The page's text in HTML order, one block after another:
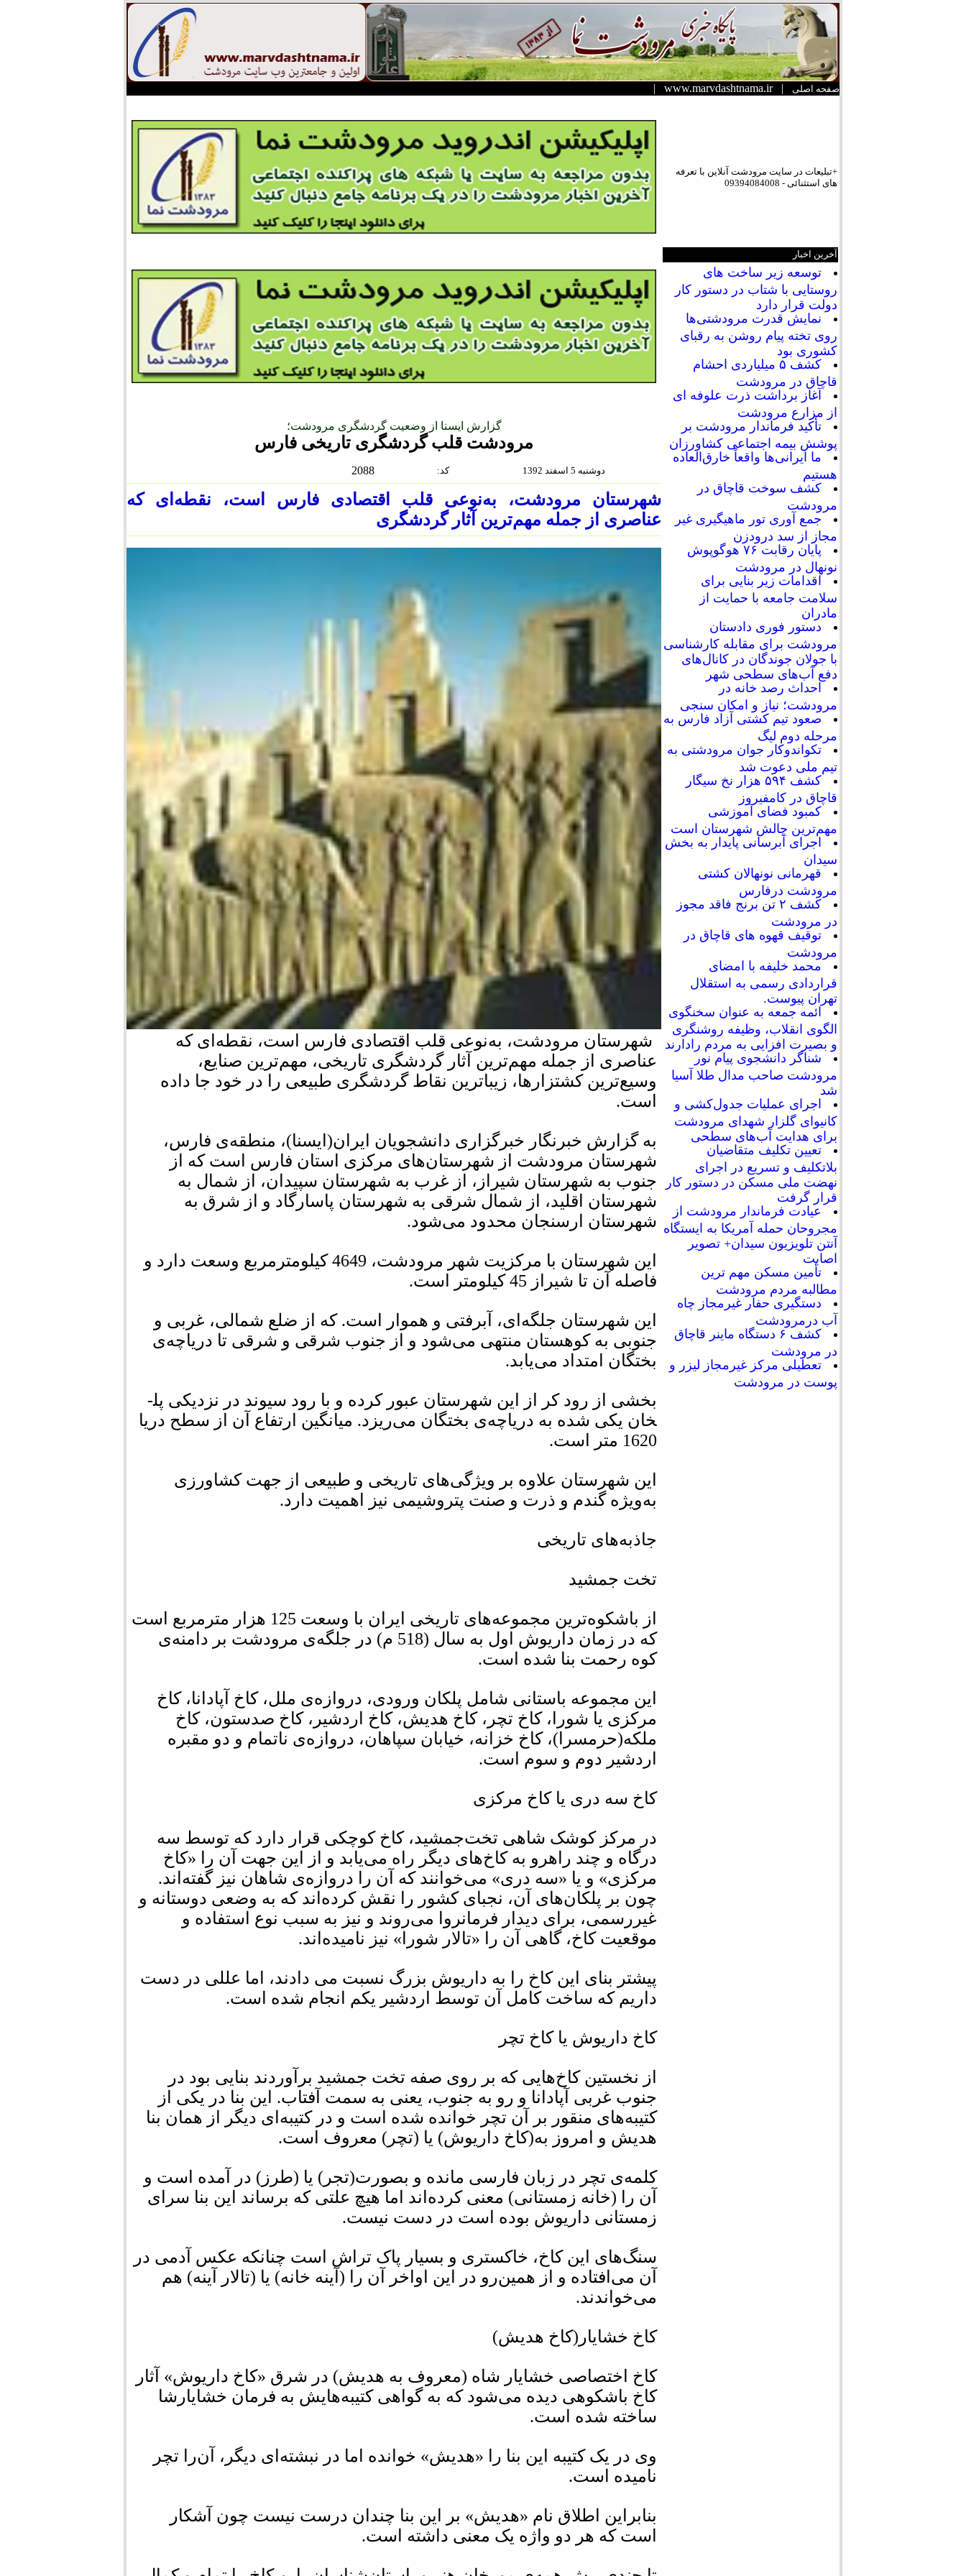
صفحه اصلی |
www.marvdashtnama.ir
|
+تبلیعات در سایت مرودشت آنلاین با تعرفه
های استثنائی - 09394084008
آخرین اخبار
توسعه زیر ساخت های
روستایی با شتاب در دستور کار
دولت قرار دارد
نمایش قدرت مرودشتی‌ها
روی تخته پیام روشن به رقبای
کشوری بود
کشف ۵ میلیاردی احشام
قاچاق در مرودشت
آغاز برداشت ذرت علوفه ای
از مزارع مرودشت
تأکید فرماندار مرودشت بر
پوشش بیمه اجتماعی کشاورزان
ما ایرانی‌ها واقعاً خارق‌العاده
هستیم
کشف سوخت قاچاق در
مرودشت
جمع آوری تور ماهیگیری غیر
مجاز از سد درودزن
پایان رقابت‌ ۷۶ هوگوپوش
نونهال در مرودشت
اقدامات زیر بنایی برای
سلامت جامعه با حمایت از
مادران
دستور فوری دادستان
مرودشت برای مقابله کارشناسی
با جولان جوندگان در کانال‌های
دفع آب‌های سطحی شهر
احداث رصد خانه در
مرودشت؛ نیاز و امکان سنجی
صعود تیم کشتی آزاد فارس به
مرحله دوم لیگ
تکواندوکار جوان مرودشتی به
تیم ملی دعوت شد
کشف ۵۹۴ هزار نخ سیگار
قاچاق در کامفیروز
کمبود فضای آموزشی
مهم‌ترین چالش شهرستان است
اجرای آبرسانی پایدار به بخش
سیدان
قهرمانی نونهالان کشتی
مرودشت درفارس
کشف ۲ تن برنج فاقد مجوز
در مرودشت
توقیف قهوه های قاچاق در
مرودشت
محمد خلیفه با امضای
قراردادی رسمی به استقلال
تهران پیوست.
ائمه جمعه به عنوان سخنگوی
الگوی انقلاب، وظیفه روشنگری
و بصیرت افزایی به مردم رادارند
شناگر دانشجوی پیام نور
مرودشت صاحب مدال طلا آسیا
شد
اجرای عملیات جدول‌کشی و
کانیوای گلزار شهدای مرودشت
برای هدایت آب‌های سطحی
تعیین تکلیف متقاضیان
بلاتکلیف و تسریع در اجرای
نهضت ملی مسکن در دستور کار
قرار گرفت
عیادت فرماندار مرودشت از
مجروحان حمله آمریکا به ایستگاه
آنتن تلویزیون سیدان+ تصویر
اصابت
تأمین مسکن مهم ترین
مطالبه مردم مرودشت
دستگیری حفار غیرمجاز چاه
آب درمرودشت
کشف ۶ دستگاه ماینر قاچاق
در مرودشت
تعطیلی مرکز غیرمجاز لیزر و
پوست در مرودشت
گزارش ایسنا از وضعیت گردشگری مرودشت؛
مرودشت قلب گردشگری تاریخی فارس
2088 :كد دوشنبه 5 اسفند 1392
شهرستان مرودشت، به‌نوعی قلب اقتصادی فارس است، نقطه‌ای که
عناصری از جمله مهم‌ترین آثار گردشگری
شهرستان مرودشت، به‌نوعی قلب اقتصادی فارس است، نقطه‌ای که
عناصری از جمله مهم‌ترین آثار گردشگری تاریخی، مهم‌ترین صنایع،
وسیع‌ترین کشتزارها، زیباترین نقاط گردشگری طبیعی را در خود جا داده
است.
به گزارش خبرنگار خبرگزاری دانشجویان ایران(ایسنا)، منطقه‌ی فارس،
شهرستان مرودشت از شهرستان­‌های مرکزی استان فارس است که از
جنوب به شهرستان شیراز، از غرب به شهرستان سپیدان، از شمال به
شهرستان اقلید، از شمال شرقی به شهرستان پاسارگاد و از شرق به
شهرستان ارسنجان محدود می‌­شود.
این شهرستان با مرکزیت شهر مرودشت، 4649 کیلومترمربع وسعت دارد و
فاصله آن تا شیراز 45 کیلومتر است.
این شهرستان جلگه­‌ای، آبرفتی و هموار است. که از ضلع شمالی، غربی و
جنوبی به کوهستان منتهی می‌شود و از جنوب شرقی و شرقی تا دریاچه‌ی
بختگان امتداد می­‌یابد.
بخشی از رود کر از این شهرستان عبور کرده و با رود سیوند در نزدیکی پل­
خان یکی شده به دریاچه‌ی بختگان می­‌ریزد. میانگین ارتفاع آن از سطح دریا
1620 متر است.
این شهرستان علاوه بر ویژگی­‌های تاریخی و طبیعی از جهت کشاورزی
به‌ویژه گندم و ذرت و صنت پتروشیمی نیز اهمیت دارد.
جاذبه‌های تاریخی
تخت­ جمشید
از باشکوه‌ترین مجموعه‌های تاریخی ایران با وسعت 125 هزار مترمربع است
که در زمان داریوش اول به سال (518 م) در جلگه‌ی مرودشت بر دامنه‌ی
کوه رحمت بنا شده است.
این مجموعه باستانی شامل پلکان ورودی، دروازه‌ی ملل، کاخ آپادانا، کاخ
مرکزی یا شورا، کاخ تچر، کاخ هدیش، کاخ اردشیر، کاخ صدستون، کاخ
ملکه(حرمسرا)، کاخ خزانه، خیابان سپاهان، دروازه‌ی ناتمام و دو مقبره
اردشیر دوم و سوم است.
کاخ سه دری یا کاخ مرکزی
در مرکز کوشک شاهی تخت‌جمشید، کاخ کوچکی قرار دارد که توسط سه
درگاه و چند راهرو به کاخ‌های دیگر راه می‌یابد و از این جهت آن را «کاخ
مرکزی» و یا «سه دری» می‌خوانند که آن را دروازه‌ی شاهان نیز گفته‌اند.
چون بر پلکان‌های آن، نجبای کشور را نقش کرده‌اند که به وضعی دوستانه و
غیررسمی، برای دیدار فرمانروا می‌روند و نیز به سبب نوع استفاده و
موقعیت کاخ، گاهی آن را «تالار شورا» نیز نامیده‌اند.
پیشتر بنای این کاخ را به داریوش بزرگ نسبت می دادند، اما عللی در دست
داریم که ساخت کامل آن توسط اردشیر یکم انجام شده است.
کاخ داریوش یا کاخ تچر
از نخستین کاخ‌هایی که بر روی صفه تخت جمشید برآوردند بنایی بود در
جنوب غربی آپادانا و رو به جنوب، یعنی به سمت آفتاب. این بنا در یکی از
کتیبه‌های منقور بر آن تچر خوانده شده است و در کتیبه‌ای دیگر از همان بنا
هدیش و امروز به(کاخ داریوش) یا (تچر) معروف است.
کلمه‌ی تچر در زبان فارسی مانده و بصورت(تجر) یا (طرز) در آمده است و
آن را (خانه زمستانی) معنی کرده‌اند اما هیچ علتی که برساند این بنا سرای
زمستانی داریوش بوده است در دست نیست.
سنگ‌های این کاخ، خاکستری و بسیار پاک تراش است چنانکه عکس آدمی در
آن می‌افتاده و از همین‌رو در این اواخر آن را (آینه خانه) یا (تالار آینه) هم
می‌خواندند.
کاخ خشایار(کاخ هدیش)
کاخ اختصاصی خشایار شاه (معروف به هدیش) در شرق «کاخ داریوش» آثار
کاخ باشکوهی دیده می‌شود که به گواهی کتیبه‌هایش به فرمان خشایارشا
ساخته شده است.
وی در یک کتیبه این بنا را «هدیش» خوانده اما در نبشته‌ای دیگر، آن‌را تچر
نامیده است.
بنابراین اطلاق نام «هدیش» بر این بنا چندان درست نیست چون آشکار
است که هر دو واژه یک معنی داشته است.